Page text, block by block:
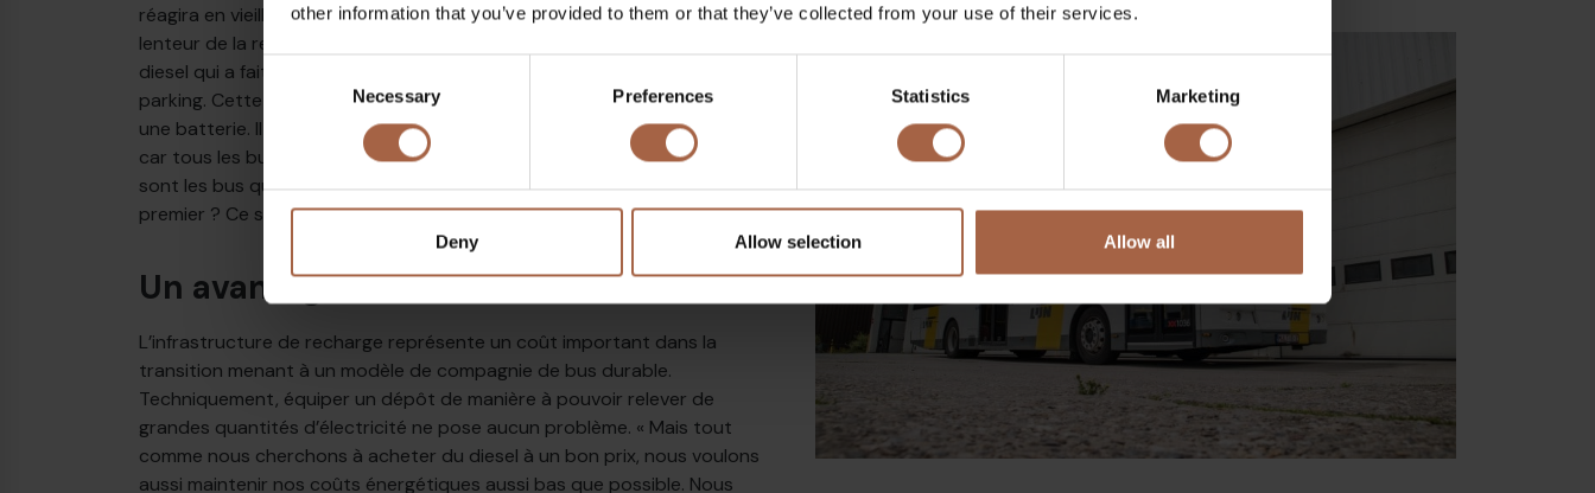
other information that you’ve provided to them or that they’ve collected from your use of their services.
Consent
Necessary Preferences Statistics Marketing
Deny Allow selection Allow all
réagira en vieillissant reste une inconnue. Multiobus ne considère pas la
lenteur de la recharge comme un problème pratique. « La nuit, un bus
diesel qui a fait le plein attend aussi sagement douze heures sur le
parking. Cette période peut tout aussi bien être utilisée pour recharger
une batterie. Il s’agit essentiellement d’un défi en matière de planification,
car tous les bus ne peuvent pas être branchés en même temps. Quels
sont les bus qui partent plus tôt et qui doivent donc être rechargés en
premier ? Ce sera un exercice d’efficacité », explique Olivier van Mullem.
Un avantage financier
L’infrastructure de recharge représente un coût important dans la
transition menant à un modèle de compagnie de bus durable.
Techniquement, équiper un dépôt de manière à pouvoir relever de
grandes quantités d’électricité ne pose aucun problème. « Mais tout
comme nous cherchons à acheter du diesel à un bon prix, nous voulons
aussi maintenir nos coûts énergétiques aussi bas que possible. Nous